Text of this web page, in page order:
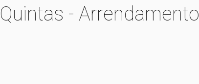
Quintas - Arrendamento